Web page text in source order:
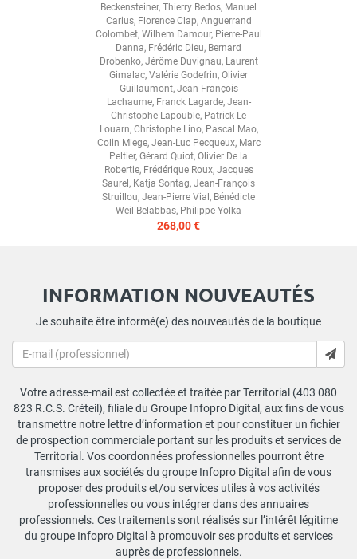
Beckensteiner, Thierry Bedos, Manuel
Carius, Florence Clap, Anguerrand
Colombet, Wilhem Damour, Pierre-Paul
Danna, Frédéric Dieu, Bernard
Drobenko, Jérôme Duvignau, Laurent
Gimalac, Valérie Godefrin, Olivier
Guillaumont, Jean-François
Lachaume, Franck Lagarde, Jean-
Christophe Lapouble, Patrick Le
Louarn, Christophe Lino, Pascal Mao,
Colin Miege, Jean-Luc Pecqueux, Marc
Peltier, Gérard Quiot, Olivier De la
Robertie, Frédérique Roux, Jacques
Saurel, Katja Sontag, Jean-François
Struillou, Jean-Pierre Vial, Bénédicte
Weil Belabbas, Philippe Yolka
268,00 €
INFORMATION NOUVEAUTÉS
Je souhaite être informé(e) des nouveautés de la boutique
Votre adresse-mail est collectée et traitée par Territorial (403 080
823 R.C.S. Créteil), filiale du Groupe Infopro Digital, aux fins de vous
transmettre notre lettre d’information et pour constituer un fichier
de prospection commerciale portant sur les produits et services de
Territorial. Vos coordonnées professionnelles pourront être
transmises aux sociétés du groupe Infopro Digital afin de vous
proposer des produits et/ou services utiles à vos activités
professionnelles ou vous intégrer dans des annuaires
professionnels. Ces traitements sont réalisés sur l’intérêt légitime
du groupe Infopro Digital à promouvoir ses produits et services
auprès de professionnels.